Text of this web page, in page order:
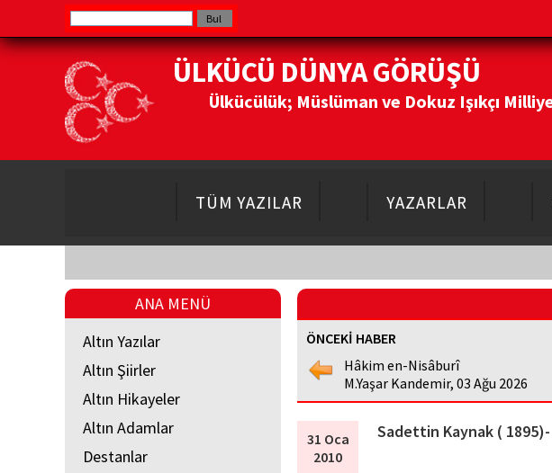
ÜLKÜCÜ DÜNYA GÖRÜŞÜ
Ülkücülük; Müslüman ve Dokuz Işıkçı
TÜM YAZILAR YAZARLAR
ANA MENÜ
Altın Yazılar
Altın Şiirler
Altın Hikayeler
Altın Adamlar
Destanlar
ÖNCEKİ HABER
Hâkim en-Nisâburî
M.Yaşar Kandemir, 03 Ağu 2026
31 Oca
2010
Sadettin Kaynak ( 1895)-